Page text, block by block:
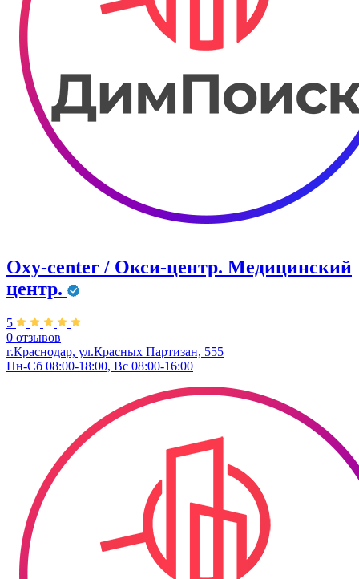
Oxy-center / Окси-центр. Медицинский
центр.
5
0 отзывов
г.Краснодар, ул.Красных Партизан, 555
Пн-Сб 08:00-18:00, Вс 08:00-16:00